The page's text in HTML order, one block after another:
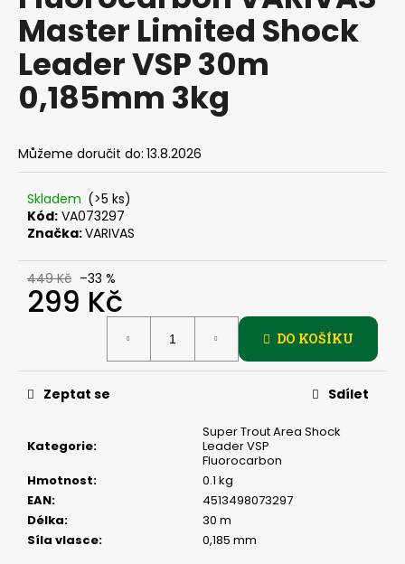
0,0
5
hvězdiček.
Master Limited Shock
Leader VSP 30m
0,185mm 3kg
Můžeme doručit do: 13.8.2026
Skladem (>5 ks)
Kód: VA073297
Značka:VARIVAS
449 Kč –33 %
299 Kč
DO KOŠÍKU
Kategorie:
Super Trout Area Shock
Leader VSP
Fluorocarbon
Hmotnost:
0.1 kg
EAN:
4513498073297
Délka:
30 m
Síla vlasce: 0,185 mm
Zeptat se Sdílet
a
j
í
t
?
D
o
r
u
m
e